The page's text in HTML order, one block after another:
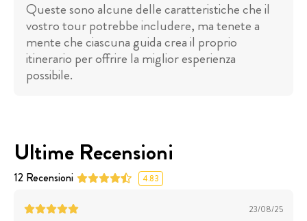
Queste sono alcune delle caratteristiche che il
vostro tour potrebbe includere, ma tenete a
mente che ciascuna guida crea il proprio
itinerario per offrire la miglior esperienza
possibile.
Ultime Recensioni
12 Recensioni 4.83
23/08/25